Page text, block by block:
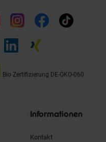
Bio Zertifizierung DE-ÖKO-060
Informationen
Kontakt